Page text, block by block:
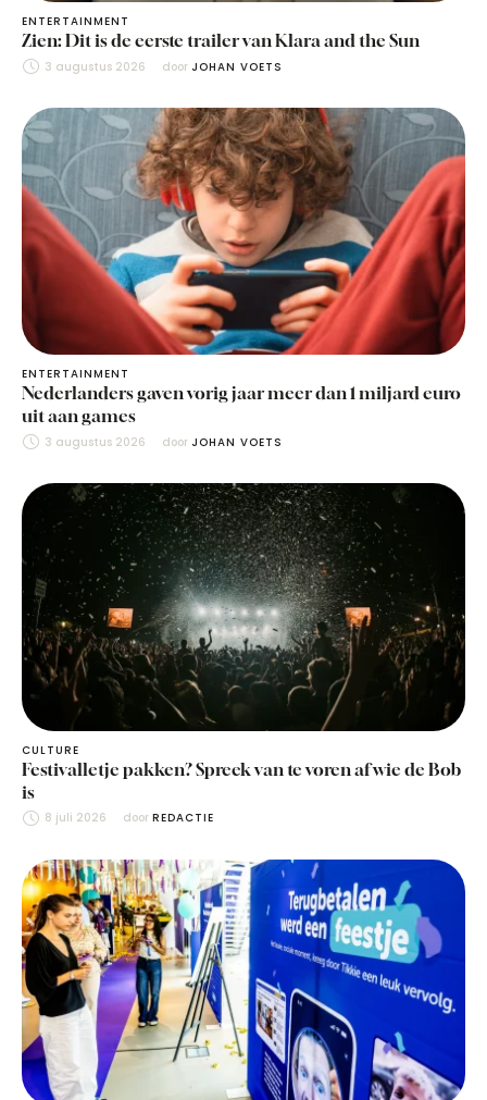
ENTERTAINMENT
Zien: Dit is de eerste trailer van Klara and the Sun
3 augustus 2026 door JOHAN VOETS
ENTERTAINMENT
Nederlanders gaven vorig jaar meer dan 1 miljard euro
uit aan games
3 augustus 2026 door JOHAN VOETS
CULTURE
Festivalletje pakken? Spreek van te voren af wie de Bob
is
8 juli 2026 door REDACTIE